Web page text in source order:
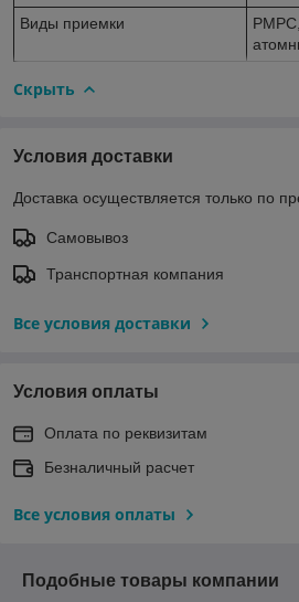
Виды приемки
Скрыть
Условия доставки
Доставка осуществляется только по
Самовывоз
Транспортная компания
Все условия доставки
Условия оплаты
Оплата по реквизитам
Безналичный расчет
Все условия оплаты
Подобные товары компании